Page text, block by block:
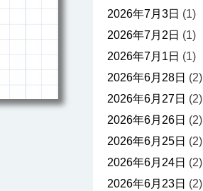
2026年7月3日 (1)
2026年7月2日 (1)
2026年7月1日 (1)
2026年6月28日 (2)
2026年6月27日 (2)
2026年6月26日 (2)
2026年6月25日 (2)
2026年6月24日 (2)
2026年6月23日 (2)